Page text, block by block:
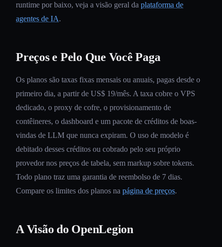
runtime por baixo, veja a visão geral da plataforma de
agentes de IA.
Preços e Pelo Que Você Paga
Os planos são taxas fixas mensais ou anuais, pagas desde o
primeiro dia, a partir de US$ 19/mês. A taxa cobre o VPS
dedicado, o proxy de cofre, o provisionamento de
contêineres, o dashboard e um pacote de créditos de boas-
vindas de LLM que nunca expiram. O uso de modelo é
debitado desses créditos ou cobrado pelo seu próprio
provedor nos preços de tabela, sem markup sobre tokens.
Todo plano traz uma garantia de reembolso de 7 dias.
Compare os limites dos planos na página de preços.
A Visão do OpenLegion